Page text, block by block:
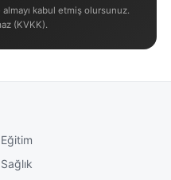
kabul etmiş olursunuz.
(KVKK).
Eğitim
Sağlık